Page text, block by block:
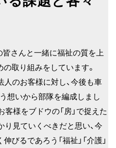
皆さんと一緒に福祉の質を上
取り組みをしています。
人のお客様に対し、今後も車
想いから部隊を編成しまし
様をブドウの「房」で捉えた
り見ていくべきだと思い、今
びるであろう「福祉」「介護」